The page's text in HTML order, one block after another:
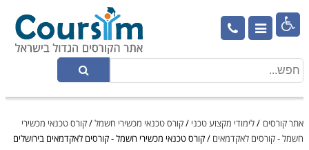

אתר קורסים /לימודי מקצוע טכני /קורס טכנאי מכשירי חשמל/קורס טכנאי מכשירי
חשמל - קורסים לאקדמאים /קורס טכנאי מכשירי חשמל - קורסים לאקדמאים בירושלים